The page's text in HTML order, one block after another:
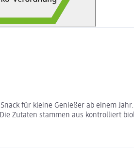
für kleine Genießer ab einem
Zutaten stammen aus kontrolliert